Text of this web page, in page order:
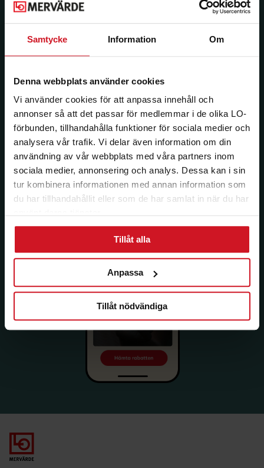
Samtycke Information Om
Denna webbplats använder cookies
Vi använder cookies för att anpassa innehåll och
annonser så att det passar för medlemmar i de olika LO-
förbunden, tillhandahålla funktioner för sociala medier och
analysera vår trafik. Vi delar även information om din
användning av vår webbplats med våra partners inom
sociala medier, annonsering och analys. Dessa kan i sin
tur kombinera informationen med annan information som
du har tillhandahållit eller som de har samlat in när du har
Tillåt alla
Anpassa
Tillåt nödvändiga
Län:
kommer att hantera mina personuppgifter i enlighet
med allmänna dataskyddsförordningen (GDPR). Jag
kan när som helst avsluta prenumerationen.